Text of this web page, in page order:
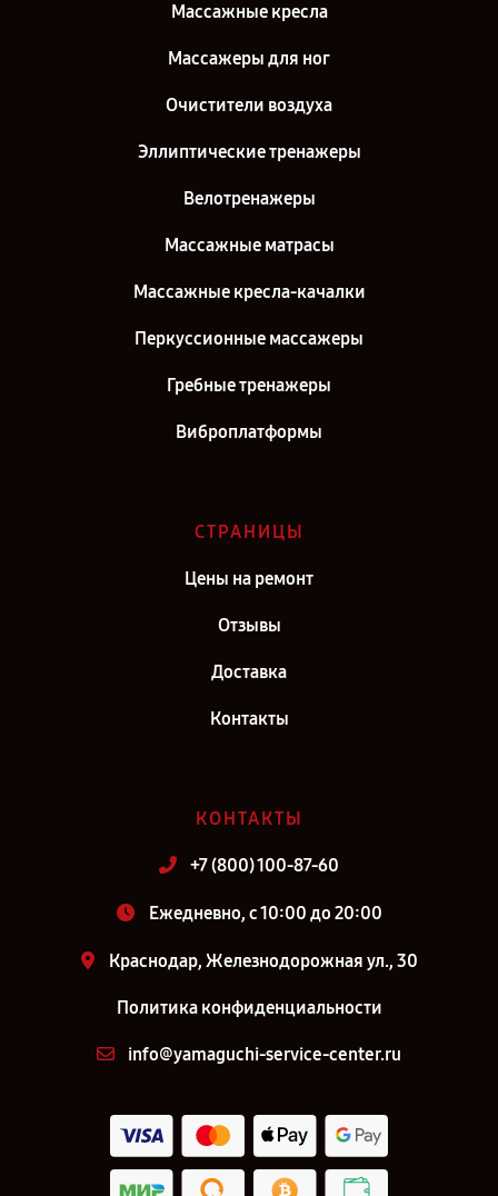
Массажные кресла
Массажеры для ног
Очистители воздуха
Эллиптические тренажеры
Велотренажеры
Массажные матрасы
Массажные кресла-качалки
Перкуссионные массажеры
Гребные тренажеры
Виброплатформы
СТРАНИЦЫ
Цены на ремонт
Отзывы
Доставка
Контакты
КОНТАКТЫ
+7 (800) 100-87-60
Ежедневно, с 10:00 до 20:00
Краснодар, Железнодорожная ул., 30
Политика конфиденциальности
info@yamaguchi-service-center.ru